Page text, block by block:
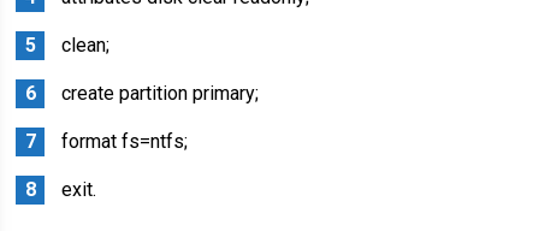
сlean;
create partition primary;
format fs=ntfs;
exit.